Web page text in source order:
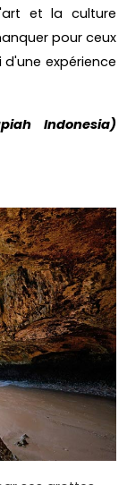
et la culture
pour ceux
expérience
Indonesia)